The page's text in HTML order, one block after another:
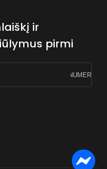
ir
pirmi
PRENUMERUOTI